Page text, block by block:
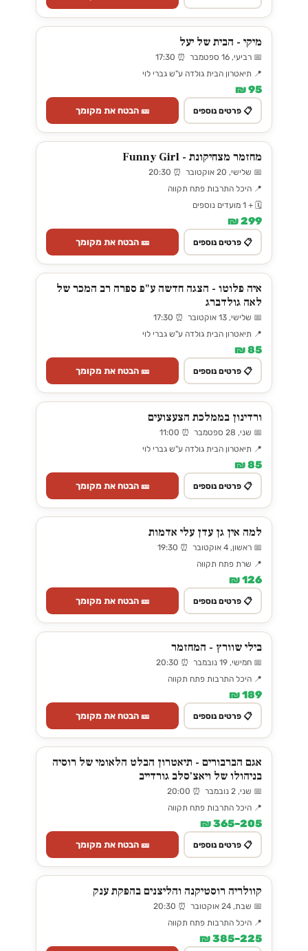
מיקי - הבית של יעל
📅 רביעי, 16 ספטמבר ⏰ 17:30
📍 תיאטרון הבית גולדה ע"ש גברי לוי
95 ₪
📋 פרטים נוספים 🎫 הבטח את מקומך
מחזמר מצחיקונת - Funny Girl
📅 שלישי, 20 אוקטובר ⏰ 20:30
📍 היכל התרבות פתח תקווה
🗓️ + 1 מועדים נוספים
299 ₪
📋 פרטים נוספים 🎫 הבטח את מקומך
איה פלוטו - הצגה חדשה ע"פ ספרה רב המכר של
לאה גולדברג
📅 שלישי, 13 אוקטובר ⏰ 17:30
📍 תיאטרון הבית גולדה ע"ש גברי לוי
85 ₪
📋 פרטים נוספים 🎫 הבטח את מקומך
ורדינון בממלכת הצעצועים
📅 שני, 28 ספטמבר ⏰ 11:00
📍 תיאטרון הבית גולדה ע"ש גברי לוי
85 ₪
📋 פרטים נוספים 🎫 הבטח את מקומך
למה אין גן עדן עלי אדמות
📅 ראשון, 4 אוקטובר ⏰ 19:30
📍 שרת פתח תקווה
126 ₪
📋 פרטים נוספים 🎫 הבטח את מקומך
בילי שוורץ - המחזמר
📅 חמישי, 19 נובמבר ⏰ 20:30
📍 היכל התרבות פתח תקווה
189 ₪
📋 פרטים נוספים 🎫 הבטח את מקומך
אגם הברבורים - תיאטרון הבלט הלאומי של רוסיה
בניהולו של ויאצ'סלב גורדייב
📅 שני, 2 נובמבר ⏰ 20:00
📍 היכל התרבות פתח תקווה
205–365 ₪
📋 פרטים נוספים 🎫 הבטח את מקומך
קוולריה רוסטיקנה והליצנים בהפקת ענק
📅 שבת, 24 אוקטובר ⏰ 20:30
📍 היכל התרבות פתח תקווה
225–385 ₪